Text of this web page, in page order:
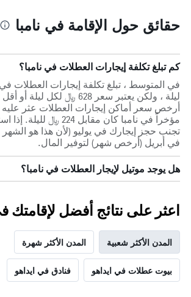
حقائق حول الإقامة في نامبا
كم تبلغ تكلفة إيجارات العطلات في نامبا؟
ليلة ، ولكن يعتبر سعر 628 ﷼ لكل
أرخص سعر أماكن إيجارات العطلات عثر
مؤخراً في نامبا كان مقابل
تجنب حجز إيجارك في يوليو (لأن هذا هو الشهر
في أبريل (أرخص شهر) لتوفير المال.
هل يوجد موتيل لإيجار العطلات في نامبا؟
اعثر على نتائج أفضل لإقامتك
المدن الأكثر شعبية المدن الأكثر شهرة
بيوت عطلات في ايداهو فنادق في ايداهو